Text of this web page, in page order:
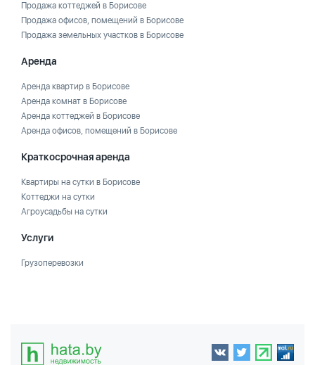
Продажа коттеджей в Борисове
Продажа офисов, помещений в Борисове
Продажа земельных участков в Борисове
Аренда
Аренда квартир в Борисове
Аренда комнат в Борисове
Аренда коттеджей в Борисове
Аренда офисов, помещений в Борисове
Краткосрочная аренда
Квартиры на сутки в Борисове
Коттеджи на сутки
Агроусадьбы на сутки
Услуги
Грузоперевозки